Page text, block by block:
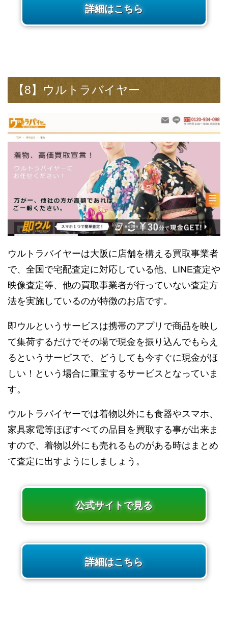
詳細はこちら
【8】ウルトラバイヤー
ウルトラバイヤーは大阪に店舗を構える買取事業者
で、全国で宅配査定に対応している他、LINE査定や
映像査定等、他の買取事業者が行っていない査定方
法を実施しているのが特徴のお店です。
即ウルというサービスは携帯のアプリで商品を映し
て集荷するだけでその場で現金を振り込んでもらえ
るというサービスで、どうしても今すぐに現金がほ
しい！という場合に重宝するサービスとなっていま
す。
ウルトラバイヤーでは着物以外にも食器やスマホ、
家具家電等ほぼすべての品目を買取する事が出来ま
すので、着物以外にも売れるものがある時はまとめ
て査定に出すようにしましょう。
公式サイトで見る
詳細はこちら